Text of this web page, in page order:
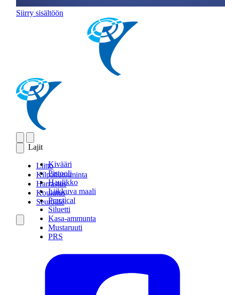
Siirry sisältöön
Lajit
Kivääri
Pistooli
Haulikko
Liikkuva maali
Practical
Siluetti
Kasa-ammunta
Mustaruuti
PRS
Liitto
Kilpailutoiminta
Harrastus
Koulutus
Seuroille